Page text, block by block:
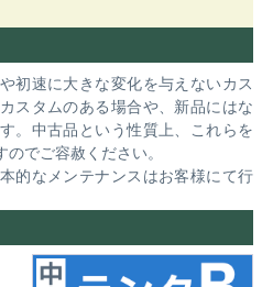
初速に大きな変化を与えないカス
スタムのある場合や、新品にはな
。中古品という性質上、これらを
でご容赦ください。
的なメンテナンスはお客様にて行